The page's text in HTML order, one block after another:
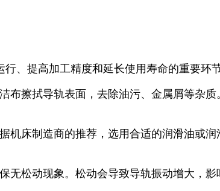
、提高加工精度和延长使用寿命的重要环
布擦拭导轨表面，去除油污、金属屑等杂
机床制造商的推荐，选用合适的润滑油或
无松动现象。松动会导致导轨振动增大，